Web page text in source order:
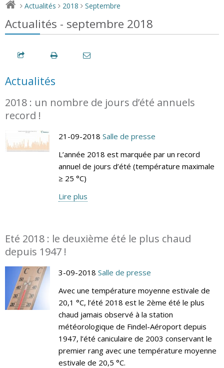
> Actualités > 2018 > Septembre
Actualités - septembre 2018
Actualités
2018 : un nombre de jours d’été annuels
record !
21-09-2018 Salle de presse
L’année 2018 est marquée par un record
annuel de jours d’été (température maximale
≥ 25 °C)
Lire plus
Eté 2018 : le deuxième été le plus chaud
depuis 1947 !
3-09-2018 Salle de presse
Avec une température moyenne estivale de
20,1 °C, l’été 2018 est le 2ème été le plus
chaud jamais observé à la station
météorologique de Findel-Aéroport depuis
1947, l’été caniculaire de 2003 conservant le
premier rang avec une température moyenne
estivale de 20,5 °C.